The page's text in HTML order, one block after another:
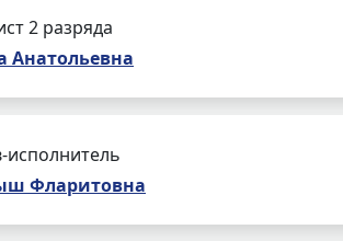
2 разряда
исполнитель
Фларитовна